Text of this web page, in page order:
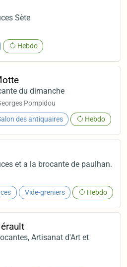
Sète
Hebdo
du dimanche
Pompidou
des antiquaires Hebdo
et a la brocante de paulhan.
Vide-greniers Hebdo
Artisanat d'Art et